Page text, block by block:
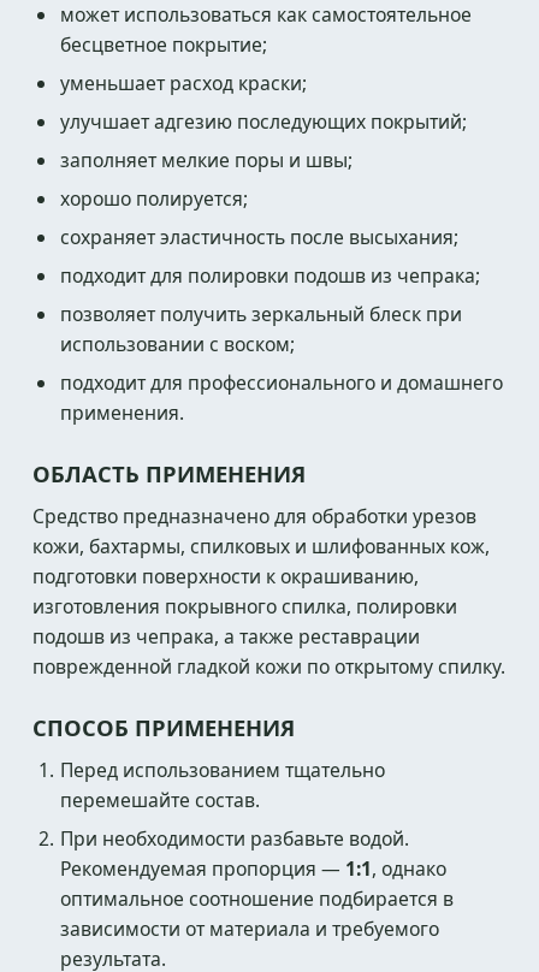
может использоваться как самостоятельное
бесцветное покрытие;
уменьшает расход краски;
улучшает адгезию последующих покрытий;
заполняет мелкие поры и швы;
хорошо полируется;
сохраняет эластичность после высыхания;
подходит для полировки подошв из чепрака;
позволяет получить зеркальный блеск при
использовании с воском;
подходит для профессионального и домашнего
применения.
ОБЛАСТЬ ПРИМЕНЕНИЯ
Средство предназначено для обработки урезов
кожи, бахтармы, спилковых и шлифованных кож,
подготовки поверхности к окрашиванию,
изготовления покрывного спилка, полировки
подошв из чепрака, а также реставрации
поврежденной гладкой кожи по открытому спилку.
СПОСОБ ПРИМЕНЕНИЯ
Перед использованием тщательно
перемешайте состав.
При необходимости разбавьте водой.
Рекомендуемая пропорция — 1:1, однако
оптимальное соотношение подбирается в
зависимости от материала и требуемого
результата.